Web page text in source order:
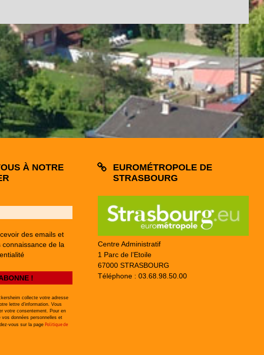
À NOTRE
des emails et
de la
collecte votre adresse
lettre d’information. Vous
votre consentement. Pour en
données personnelles et
vous sur la page Politique de
EUROMÉTROPOLE DE
STRASBOURG
Centre Administratif
1 Parc de l’Etoile
67000 STRASBOURG
Téléphone : 03.68.98.50.00